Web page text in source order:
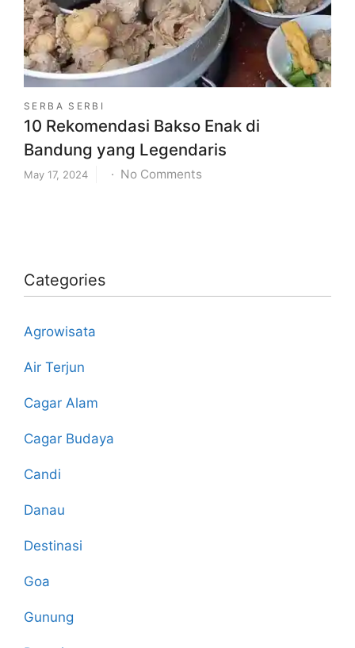
Liburan
Keluarga
SERBA SERBI
10 Rekomendasi Bakso Enak di
Bandung yang Legendaris
May 17, 2024 No Comments
Bandung
Categories
Agrowisata
Air Terjun
Cagar Alam
Cagar Budaya
Candi
Danau
Destinasi
Goa
Gunung